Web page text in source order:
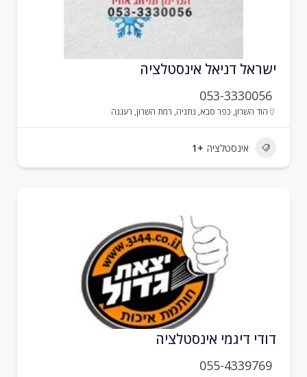
דניאל אינסטלציה
053-3330056
הוד השרון,כפר סבא ,נתניה,רמת השרון,רעננה
אינסטלציה +1
דיגמי אינסטלציה
055-4339769